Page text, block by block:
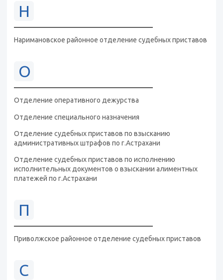
Н
Наримановское районное отделение судебных приставов
О
Отделение оперативного дежурства
Отделение специального назначения
Отделение судебных приставов по взысканию
административных штрафов по г.Астрахани
Отделение судебных приставов по исполнению
исполнительных документов о взыскании алиментных
платежей по г.Астрахани
П
Приволжское районное отделение судебных приставов
С